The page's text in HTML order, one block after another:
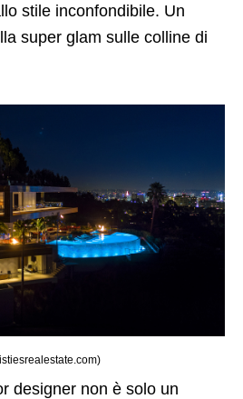
stile inconfondibile. Un
super glam sulle colline di
designer non è solo un